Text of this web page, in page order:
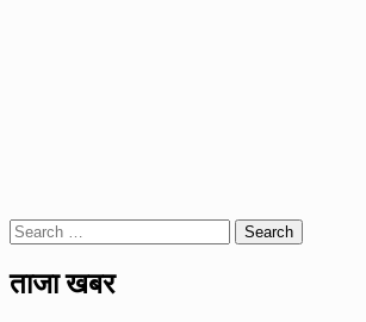
Search
for:
ताजा खबर